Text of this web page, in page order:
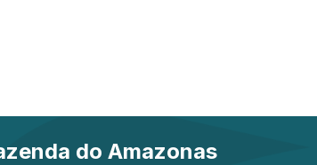
do Amazonas